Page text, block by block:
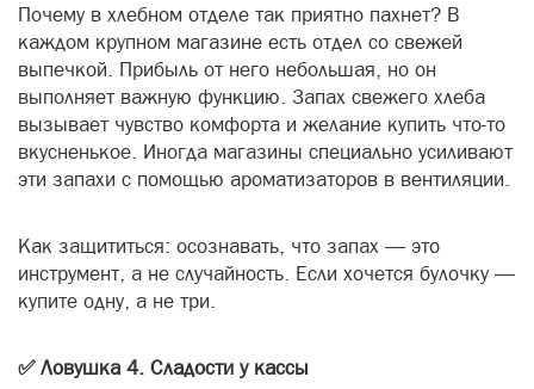
Почему в хлебном отделе так приятно пахнет? В
каждом крупном магазине есть отдел со свежей
выпечкой. Прибыль от него небольшая, но он
выполняет важную функцию. Запах свежего хлеба
вызывает чувство комфорта и желание купить что-то
вкусненькое. Иногда магазины специально усиливают
эти запахи с помощью ароматизаторов в вентиляции.
Как защититься: осознавать, что запах — это
инструмент, а не случайность. Если хочется булочку —
купите одну, а не три.
✅ Ловушка 4. Сладости у кассы